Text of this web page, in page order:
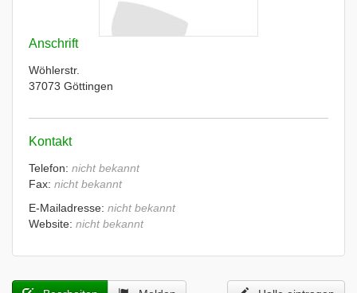
Anschrift
Wöhlerstr.
37073 Göttingen
Kontakt
Telefon: nicht bekannt
Fax: nicht bekannt
E-Mailadresse: nicht bekannt
Website: nicht bekannt